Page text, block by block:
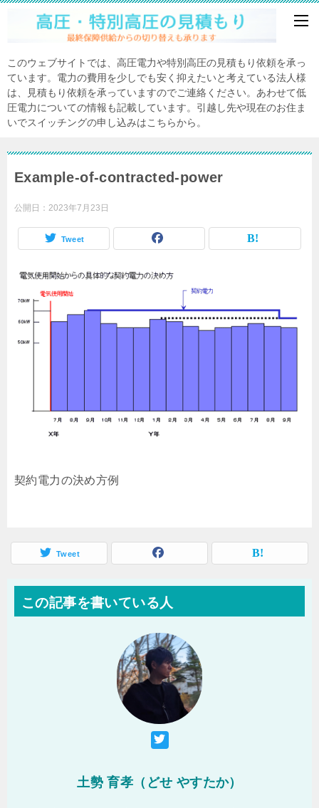
このウェブサイトでは、高圧電力や特別高圧の見積もり依頼を承っ
ています。電力の費用を少しでも安く抑えたいと考えている法人様
は、見積もり依頼を承っていますのでご連絡ください。あわせて低
圧電力についての情報も記載しています。引越し先や現在のお住ま
いでスイッチングの申し込みはこちらから。
Example-of-contracted-power
公開日： 2023年7月23日
Tweet
契約電力の決め方例
Tweet
この記事を書いている人
土勢 育孝（どせ やすたか）